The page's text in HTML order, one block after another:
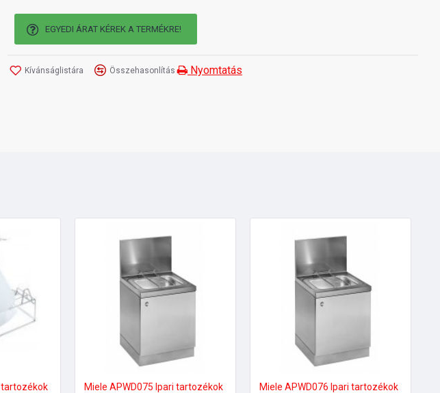
EGYEDI ÁRAT KÉREK A TERMÉKRE!
Kívánságlistára Összehasonlítás Nyomtatás
tartozékok Miele APWD075 Ipari tartozékok Miele APWD076 Ipari tartozékok